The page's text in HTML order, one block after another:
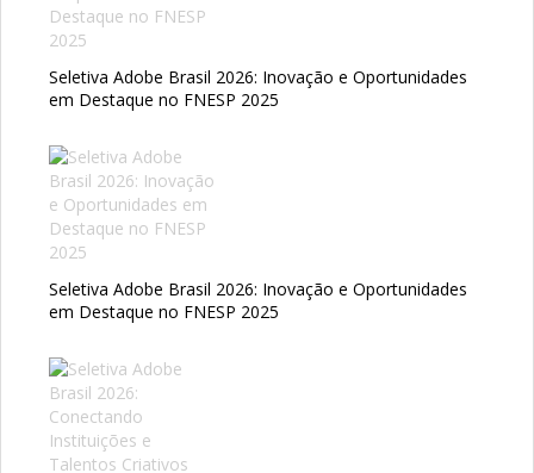
Seletiva Adobe Brasil 2026: Inovação e Oportunidades
em Destaque no FNESP 2025
Seletiva Adobe Brasil 2026: Inovação e Oportunidades
em Destaque no FNESP 2025